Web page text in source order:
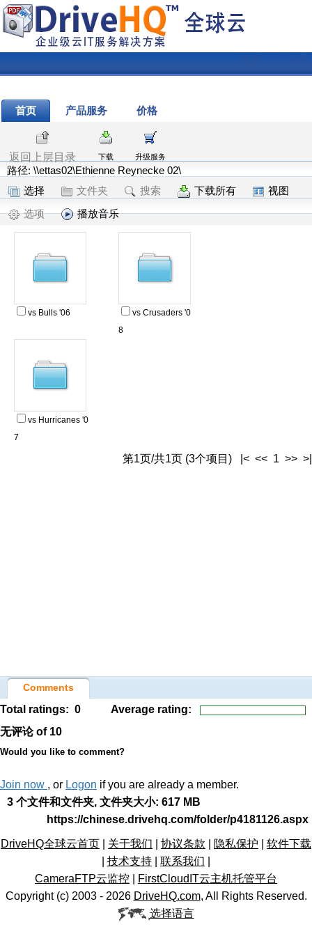
登录
首页 产品服务 价格
返回上层目录 下载 升级服务
路径: \\ettas02\Ethienne Reynecke 02\
选择
文件夹 搜索 下载所有
视图
选项
播放音乐
vs Bulls '06
vs Crusaders '0
8
vs Hurricanes '0
7
第1页/共1页 (3个项目) |< << 1 >> >|
Comments
Total ratings: 0
Average rating:
无评论of 10
Would you like to comment?
Join now , or Logon if you are already a member.
3 个文件和文件夹, 文件夹大小: 617 MB
https://chinese.drivehq.com/folder/p4181126.aspx
DriveHQ全球云首页 关于我们 协议条款 隐私保护
软件下载
技术支持 联系我们
CameraFTP云监控
FirstCloudIT云主机托管平台
Copyright (c) 2003 - 2026 DriveHQ.com, All Rights Reserved.
选择语言